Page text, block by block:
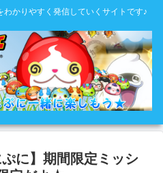
かりやすく発信していくサイトです♪
ぷに】期間限定ミッシ